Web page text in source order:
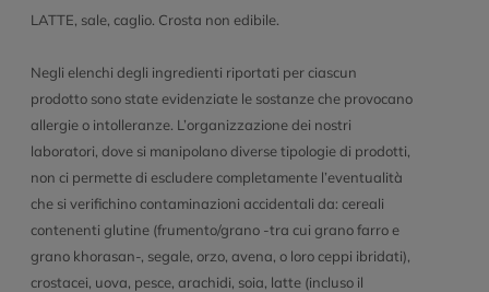
LATTE, sale, caglio. Crosta non edibile.
Negli elenchi degli ingredienti riportati per ciascun
prodotto sono state evidenziate le sostanze che provocano
allergie o intolleranze. L’organizzazione dei nostri
laboratori, dove si manipolano diverse tipologie di prodotti,
non ci permette di escludere completamente l’eventualità
che si verifichino contaminazioni accidentali da: cereali
contenenti glutine (frumento/grano -tra cui grano farro e
grano khorasan-, segale, orzo, avena, o loro ceppi ibridati),
crostacei, uova, pesce, arachidi, soia, latte (incluso il